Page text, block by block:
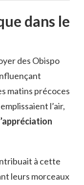
dans le
des Obispo
matins précoces
l’air,
à cette
leurs morceaux